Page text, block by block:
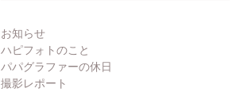
お知らせ
ハピフォトのこと
パパグラファーの休日
撮影レポート